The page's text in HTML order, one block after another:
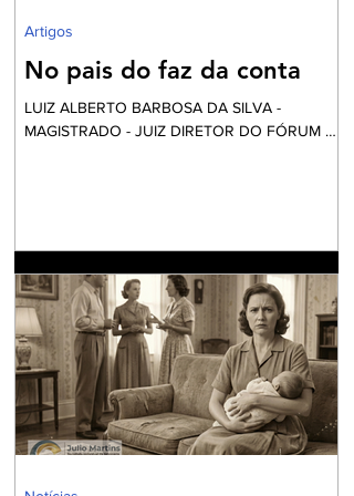
No pais do faz da conta
LUIZ ALBERTO BARBOSA DA SILVA -
MAGISTRADO - JUIZ DIRETOR DO FÓRUM DE
“É um dinheiro que é tirado do povo para
eleger alguns que vão tirar dinheiro do povo”.
Até parece um pleonasmo. O que acontece
atrás dos bastidores nem o diretor quer saber.
O roteiro é sempre o mesmo. Mexem-se as
peças do tabo
Artigos